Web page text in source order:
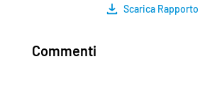
Scarica Rapporto
Commenti